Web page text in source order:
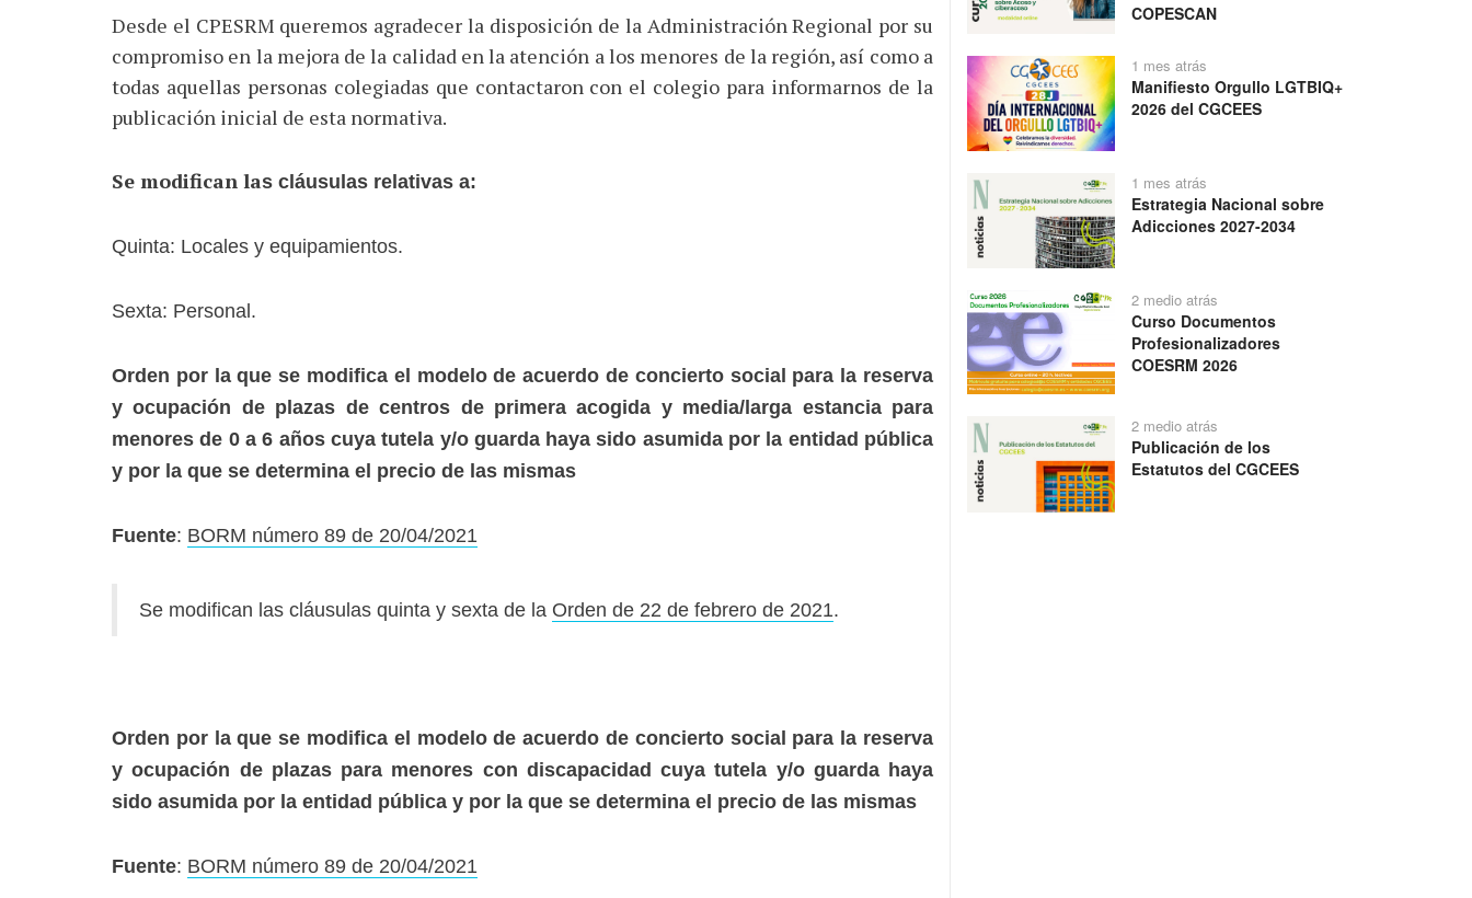
Desde el CPESRM queremos agradecer la disposición de la Administración Regional por su
compromiso en la mejora de la calidad en la atención a los menores de la región, así como a
todas aquellas personas colegiadas que contactaron con el colegio para informarnos de la
publicación inicial de esta normativa.
Se modifican las cláusulas relativas a:
Quinta: Locales y equipamientos.
Sexta: Personal.
Orden por la que se modifica el modelo de acuerdo de concierto social para la reserva
y ocupación de plazas de centros de primera acogida y media/larga estancia para
menores de 0 a 6 años cuya tutela y/o guarda haya sido asumida por la entidad pública
y por la que se determina el precio de las mismas
Fuente: BORM número 89 de 20/04/2021
Se modifican las cláusulas quinta y sexta de la Orden de 22 de febrero de 2021.
Orden por la que se modifica el modelo de acuerdo de concierto social para la reserva
y ocupación de plazas para menores con discapacidad cuya tutela y/o guarda haya
sido asumida por la entidad pública y por la que se determina el precio de las mismas
Fuente: BORM número 89 de 20/04/2021
COPESCAN
1 mes atrás
Manifiesto Orgullo LGTBIQ+
2026 del CGCEES
1 mes atrás
Estrategia Nacional sobre
Adicciones 2027-2034
2 medio atrás
Curso Documentos
Profesionalizadores
COESRM 2026
2 medio atrás
Publicación de los
Estatutos del CGCEES